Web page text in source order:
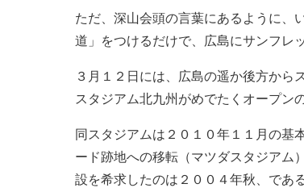
ただ、深山会頭の言葉にあるように、
道」をつけるだけで、広島にサンフ
３月１２日には、広島の遥か後方から
スタジアム北九州がめでたくオープン
同スタジアムは２０１０年１１月の基
ード跡地への移転（マツダスタジアム
設を希求したのは２００４年秋、である